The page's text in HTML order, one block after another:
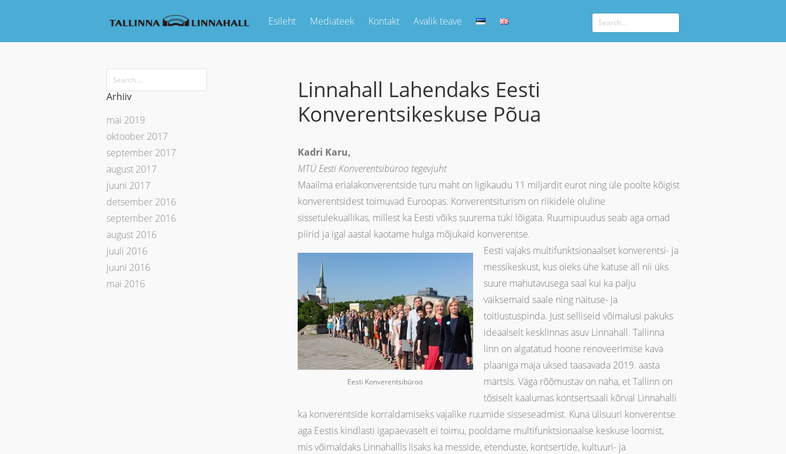
Esileht Mediateek Kontakt Avalik teave
Linnahall Lahendaks Eesti
Konverentsikeskuse Põua
Kadri Karu,
MTÜ Eesti Konverentsibüroo tegevjuht
Maailma erialakonverentside turu maht on ligikaudu 11 miljardit eurot ning üle poolte kõigist
konverentsidest toimuvad Euroopas. Konverentsiturism on riikidele oluline
sissetulekuallikas, millest ka Eesti võiks suurema tüki lõigata. Ruumipuudus seab aga omad
piirid ja igal aastal kaotame hulga mõjukaid konverentse.
Eesti Konverentsibüroo
Eesti vajaks multifunktsionaalset konverentsi- ja
messikeskust, kus oleks ühe katuse all nii üks
suure mahutavusega saal kui ka palju
väiksemaid saale ning näituse- ja
toitlustuspinda. Just selliseid võimalusi pakuks
ideaalselt kesklinnas asuv Linnahall. Tallinna
linn on algatatud hoone renoveerimise kava
plaaniga maja uksed taasavada 2019. aasta
märtsis. Väga rõõmustav on näha, et Tallinn on
tõsiselt kaalumas kontsertsaali kõrval Linnahalli
ka konverentside korraldamiseks vajalike ruumide sisseseadmist. Kuna ülisuuri konverentse
aga Eestis kindlasti igapäevaselt ei toimu, pooldame multifunktsionaalse keskuse loomist,
mis võimaldaks Linnahallis lisaks ka messide, etenduste, kontsertide, kultuuri- ja
Arhiiv
mai 2019
oktoober 2017
september 2017
august 2017
juuni 2017
detsember 2016
september 2016
august 2016
juuli 2016
juuni 2016
mai 2016